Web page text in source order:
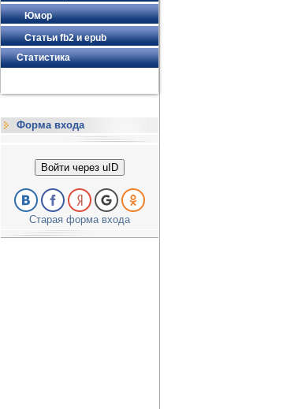
Юмор
Статьи fb2 и epub
Статистика
Форма входа
Войти через uID
Старая форма входа